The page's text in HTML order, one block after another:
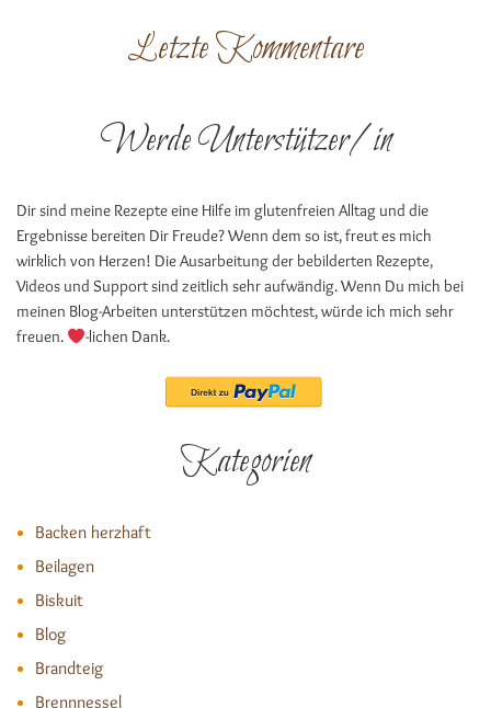
Letzte Kommentare
Werde Unterstützer/in
Dir sind meine Rezepte eine Hilfe im glutenfreien Alltag und die
Ergebnisse bereiten Dir Freude? Wenn dem so ist, freut es mich
wirklich von Herzen! Die Ausarbeitung der bebilderten Rezepte,
Videos und Support sind zeitlich sehr aufwändig. Wenn Du mich bei
meinen Blog-Arbeiten unterstützen möchtest, würde ich mich sehr
freuen.
-lichen Dank.
Kategorien
Backen herzhaft
Beilagen
Biskuit
Blog
Brandteig
Brennnessel